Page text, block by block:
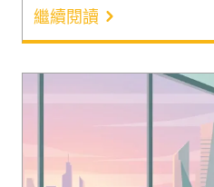
年內分別跳升 24 與 12 個百
算與心力押在培訓時數與
告數據出發，拆解 HR 最常
區：培訓時數的幻覺、留
匱乏，並提出對應的資源
限資源，投入到員工真正
繼續閱讀